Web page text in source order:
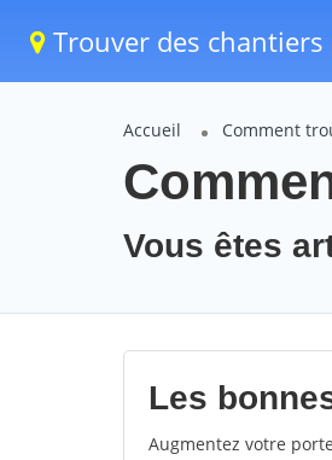
Trouver des chantiers
Accueil Comment
Vous êtes
Les
Augmentez votre